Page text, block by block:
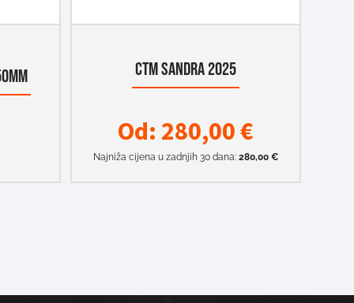
CTM SANDRA 2025
Od:280,00€
Najniža cijena u zadnjih 30 dana: 280,00 €